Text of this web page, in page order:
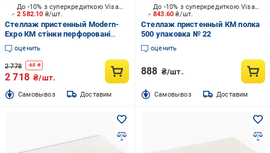
2 582.10 ₴/шт.
До -10% з суперкредиткою Visa Вигода
Стеллаж пристенный Modern-
Expo КМ стінки перфоровані
упаковка № 10 слоновая кость
оценить
2 778 -60 ₴
2 718 ₴/шт.
Cамовывоз Доставим
843.60₴/шт.
До -10% з суперкредиткою Visa Вигода
Стеллаж пристенный КМ полка
500 упаковка № 22
оценить
888 ₴/шт.
Cамовывоз Доставим